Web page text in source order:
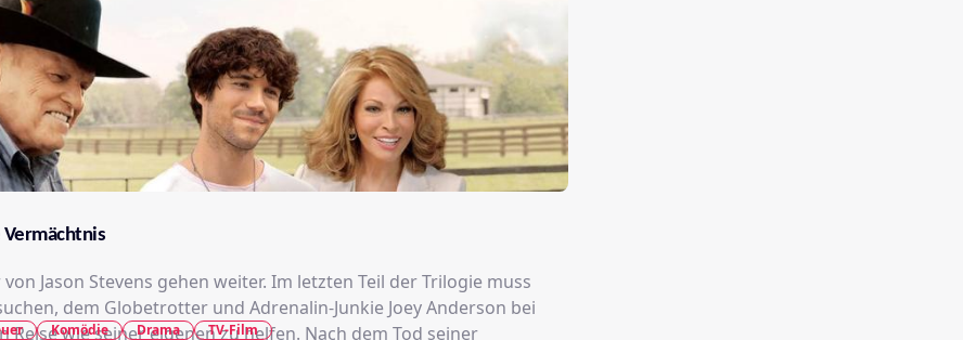
Jason Stevens gehen weiter. Im letzten Teil der Trilogie muss
dem Globetrotter und Adrenalin-Junkie Joey Anderson bei
Reise wie seiner eigenen zu helfen. Nach dem Tod seiner
Komödie Drama TV-Film